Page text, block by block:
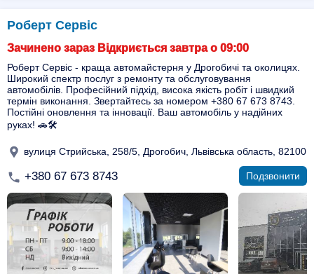
Роберт Сервіс
Зачинено зараз Відкриється завтра о 09:00
Роберт Сервіс - краща автомайстерня у Дрогобичі та околицях.
Широкий спектр послуг з ремонту та обслуговування
автомобілів. Професійний підхід, висока якість робіт і швидкий
термін виконання. Звертайтесь за номером +380 67 673 8743.
Постійні оновлення та інновації. Ваш автомобіль у надійних
руках! 🚗🛠️
вулиця Стрийська, 258/5, Дрогобич, Львівська область, 82100
+380 67 673 8743 Подзвонити